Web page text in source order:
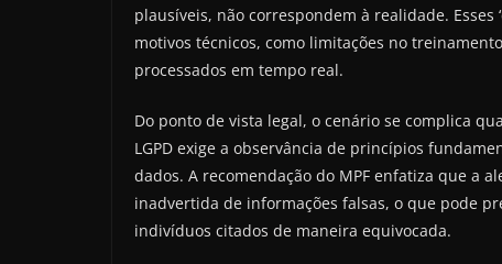
plausíveis, não correspondem à realidade.
motivos técnicos, como limitações no
processados em tempo real.
Do ponto de vista legal, o cenário se complica
LGPD exige a observância de princípios
dados. A recomendação do MPF enfatiza que a
inadvertida de informações falsas, o que pode
indivíduos citados de maneira equivocada.